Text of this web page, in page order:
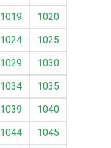
1019
1020
1024
1025
1029
1030
1034
1035
1039
1040
1044
1045